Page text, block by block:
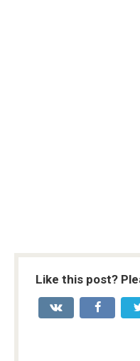
Like this post?